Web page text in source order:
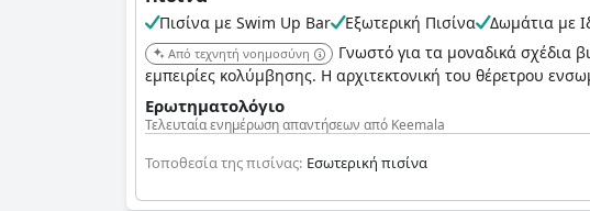
Πισίνα με Swim Up Bar Εξωτερική Πισίνα Δωμάτια με
Από τεχνητή νοημοσύνη
Γνωστό για τα μοναδικά σχέδια
εμπειρίες κολύμβησης. Η αρχιτεκτονική του θέρετρου
Ερωτηματολόγιο
Τελευταία ενημέρωση απαντήσεων από Keemala
Τοποθεσία της πισίνας: Εσωτερική πισίνα